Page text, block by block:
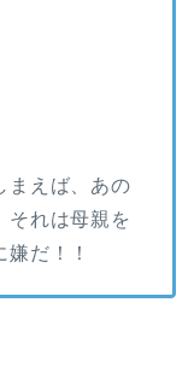
まえば、あの
それは母親を
だ！！